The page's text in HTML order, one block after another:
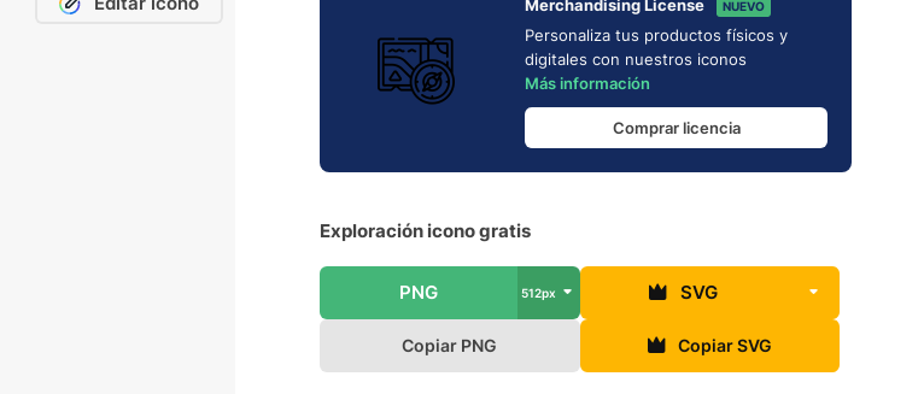
Merchandising License NUEVO
Personaliza tus productos físicos y
digitales con nuestros iconos
Más información
Comprar licencia
Exploración icono gratis
PNG 512px SVG
Copiar PNG Copiar SVG